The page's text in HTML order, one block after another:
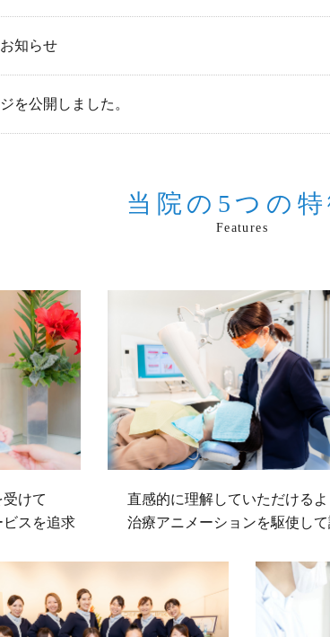
知らせ
を公開しました。
当院の5つの特
Features
けて
スを追求
直感的に理解していただけるよ
治療アニメーションを駆使して